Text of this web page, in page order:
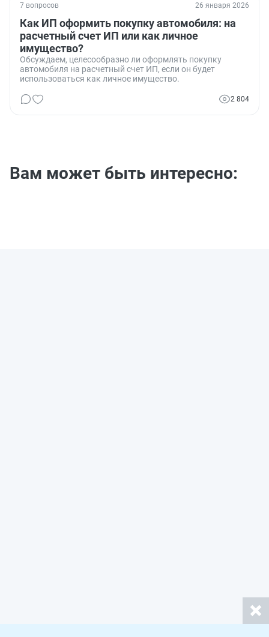
7 вопросов 26 января 2026
Как ИП оформить покупку автомобиля: на
расчетный счет ИП или как личное
имущество?
Обсуждаем, целесообразно ли оформлять покупку
автомобиля на расчетный счет ИП, если он будет
использоваться как личное имущество.
2 804
Вам может быть интересно: